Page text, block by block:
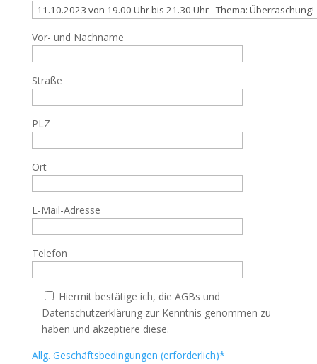
Vor- und Nachname
Straße
PLZ
Ort
E-Mail-Adresse
Telefon
Hiermit bestätige ich, die AGBs und
Datenschutzerklärung zur Kenntnis genommen zu
haben und akzeptiere diese.
Allg. Geschäftsbedingungen (erforderlich)*